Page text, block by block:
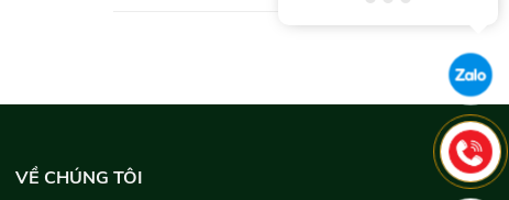
VỀ CHÚNG TÔI